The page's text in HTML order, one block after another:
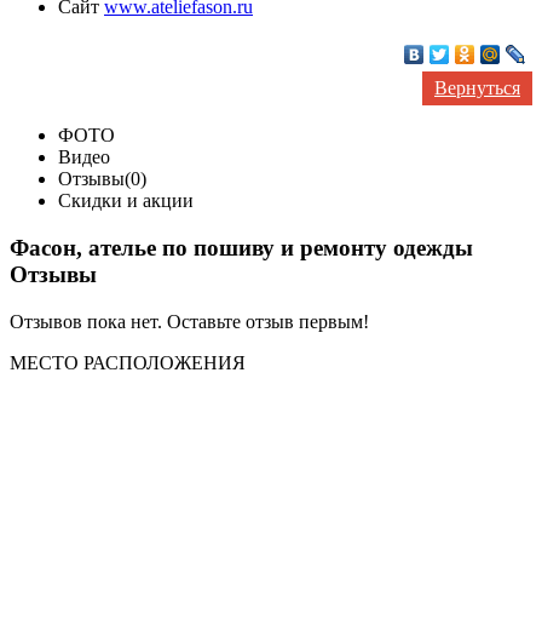
Сайт www.ateliefason.ru
Вернуться
ФОТО
Видео
Отзывы(0)
Скидки и акции
Фасон, ателье по пошиву и ремонту одежды
Отзывы
Отзывов пока нет. Оставьте отзыв первым!
МЕСТО РАСПОЛОЖЕНИЯ